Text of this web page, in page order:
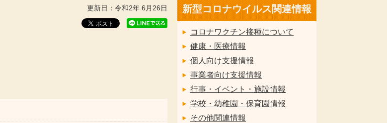
更新日：令和2年 6月26日 新型コロナウイルス関連情報
コロナワクチン接種について
健康・医療情報
個人向け支援情報
事業者向け支援情報
行事・イベント・施設情報
学校・幼稚園・保育園情報
その他関連情報